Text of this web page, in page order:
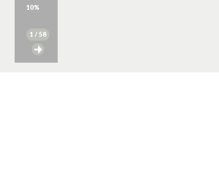
10%
1 / 58